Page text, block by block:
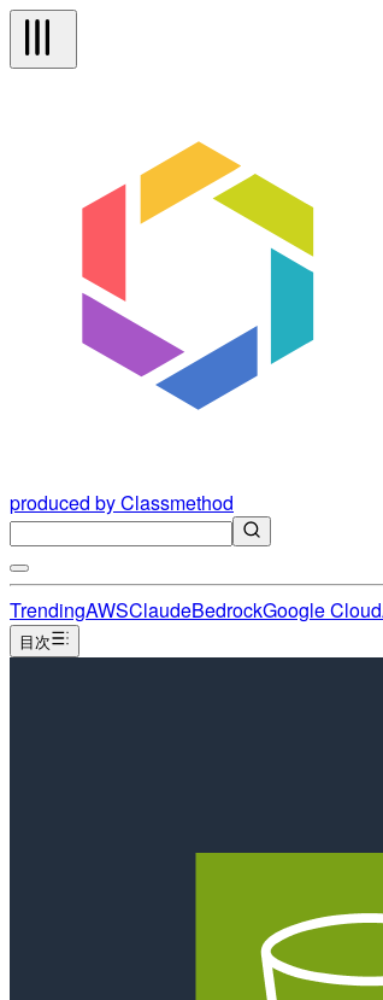
produced by Classmethod
TrendingAWSClaudeBedrockGoogle Cloud
目次